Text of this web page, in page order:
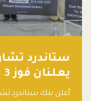
ستاندرد
أعلن بنك ستاندرد